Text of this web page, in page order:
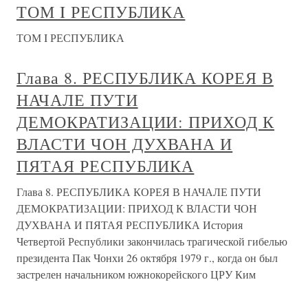
ТОМ I РЕСПУБЛИКА
ТОМ I РЕСПУБЛИКА
Глава 8. РЕСПУБЛИКА КОРЕЯ В
НАЧАЛЕ ПУТИ
ДЕМОКРАТИЗАЦИИ: ПРИХОД К
ВЛАСТИ ЧОН ДУХВАНА И
ПЯТАЯ РЕСПУБЛИКА
Глава 8. РЕСПУБЛИКА КОРЕЯ В НАЧАЛЕ ПУТИ
ДЕМОКРАТИЗАЦИИ: ПРИХОД К ВЛАСТИ ЧОН
ДУХВАНА И ПЯТАЯ РЕСПУБЛИКА История
Четвертой Республики закончилась трагической гибелью
президента Пак Чонхи 26 октября 1979 г., когда он был
застрелен начальником южнокорейского ЦРУ Ким